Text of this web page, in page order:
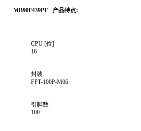
MB90F439PF - 产品特点:
CPU [位]
16
封装
FPT-100P-M06
引脚数
100